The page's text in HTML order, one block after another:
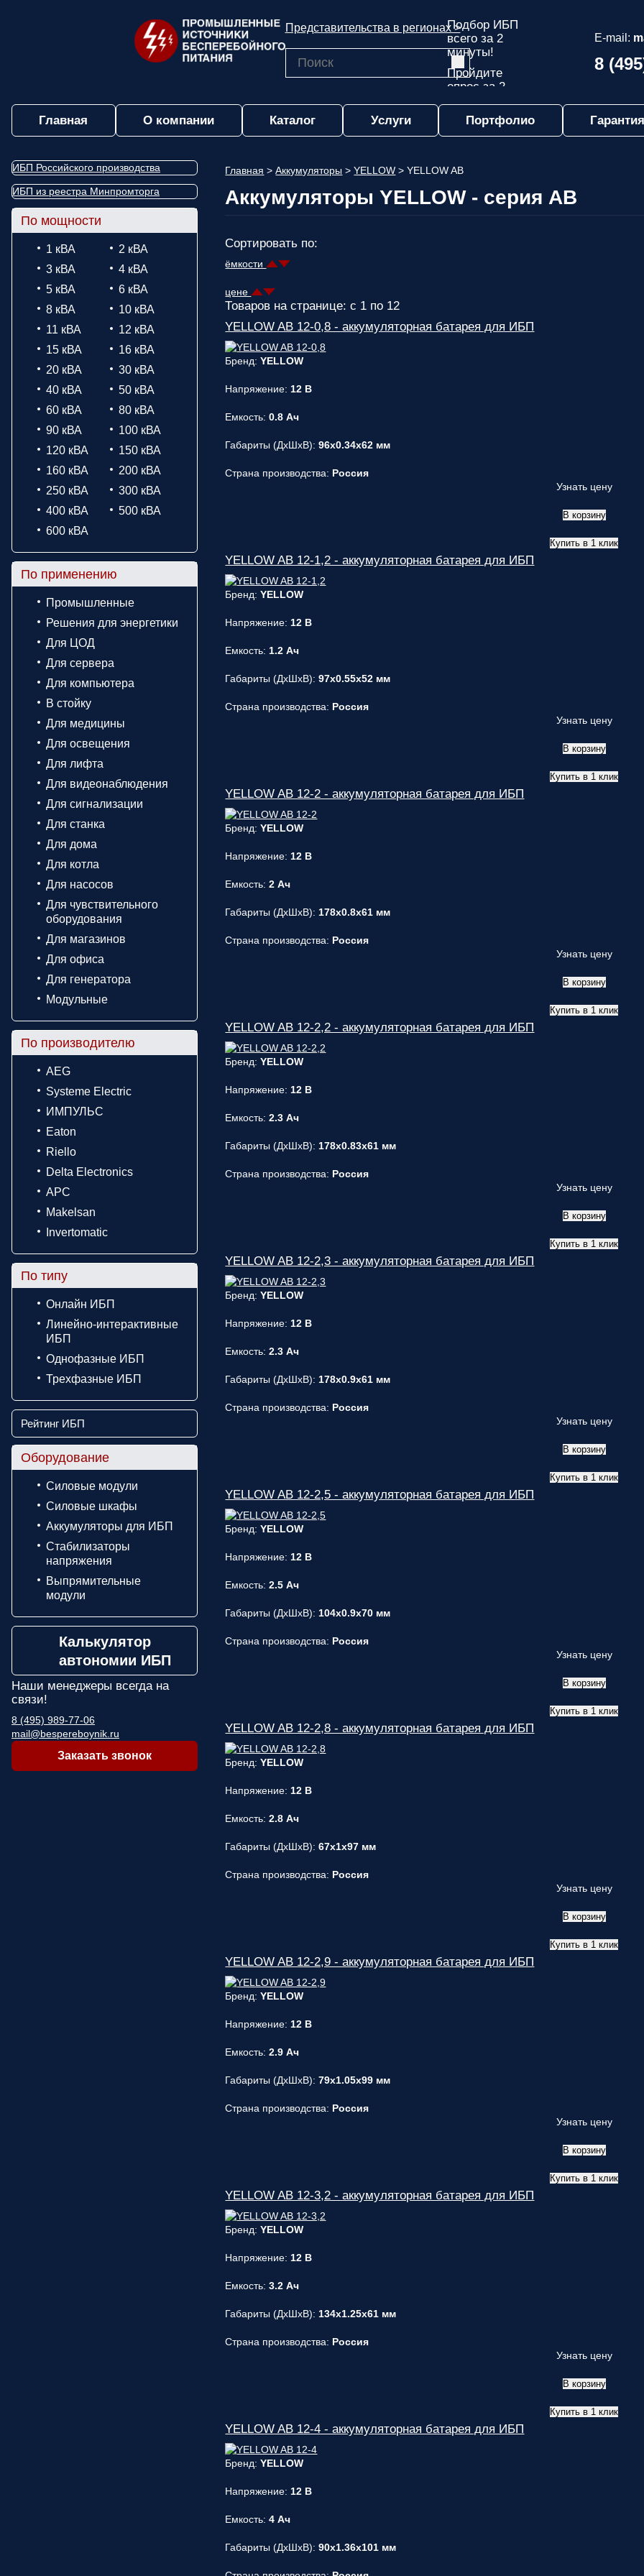
Представительства в регионах >
E-mail:
8
Главная О компании Каталог Услуги Портфолио
ИБП Российского производства
ИБП из реестра Минпромторга
По мощности
1 кВА
2 кВА
3 кВА
4 кВА
5 кВА
6 кВА
8 кВА
10 кВА
11 кВА
12 кВА
15 кВА
16 кВА
20 кВА
30 кВА
40 кВА
50 кВА
60 кВА
80 кВА
90 кВА
100 кВА
120 кВА
150 кВА
160 кВА
200 кВА
250 кВА
300 кВА
400 кВА
500 кВА
600 кВА
По применению
Промышленные
Решения для энергетики
Для ЦОД
Для сервера
Для компьютера
В стойку
Для медицины
Для освещения
Для лифта
Для видеонаблюдения
Для сигнализации
Для станка
Для дома
Для котла
Для насосов
Для чувствительного
оборудования
Для магазинов
Для офиса
Для генератора
Модульные
По производителю
AEG
Systeme Electric
ИМПУЛЬС
Eaton
Riello
Delta Electronics
APC
Makelsan
Invertomatic
По типу
Онлайн ИБП
Линейно-интерактивные
ИБП
Однофазные ИБП
Трехфазные ИБП
Рейтинг ИБП
Оборудование
Силовые модули
Силовые шкафы
Аккумуляторы для ИБП
Стабилизаторы
напряжения
Выпрямительные
модули
Калькулятор
автономии ИБП
Наши менеджеры всегда на
связи!
8 (495) 989-77-06
mail@bespereboynik.ru
Заказать звонок
Главная > Аккумуляторы > YELLOW > YELLOW AB
Аккумуляторы YELLOW - серия AB
Сортировать по:
ёмкости
цене
Товаров на странице: с 1 по 12
YELLOW AB 12-0,8 - аккумуляторная батарея для ИБП
Бренд:YELLOW
Напряжение: 12 В
Емкость:0.8 Ач
Габариты (ДxШxВ):96x0.34x62 мм
Страна производства: Россия
Узнать цену
В корзину
Купить в 1 клик
YELLOW AB 12-1,2 - аккумуляторная батарея для ИБП
Бренд:YELLOW
Напряжение: 12 В
Емкость: 1.2 Ач
Габариты (ДxШxВ):97x0.55x52 мм
Страна производства: Россия
Узнать цену
В корзину
Купить в 1 клик
YELLOW AB 12-2 - аккумуляторная батарея для ИБП
Бренд:YELLOW
Напряжение: 12 В
Емкость:2 Ач
Габариты (ДxШxВ): 178x0.8x61 мм
Страна производства: Россия
Узнать цену
В корзину
Купить в 1 клик
YELLOW AB 12-2,2 - аккумуляторная батарея для ИБП
Бренд:YELLOW
Напряжение: 12 В
Емкость:2.3 Ач
Габариты (ДxШxВ): 178x0.83x61 мм
Страна производства: Россия
Узнать цену
В корзину
Купить в 1 клик
YELLOW AB 12-2,3 - аккумуляторная батарея для ИБП
Бренд:YELLOW
Напряжение: 12 В
Емкость:2.3 Ач
Габариты (ДxШxВ): 178x0.9x61 мм
Страна производства: Россия
Узнать цену
В корзину
Купить в 1 клик
YELLOW AB 12-2,5 - аккумуляторная батарея для ИБП
Бренд:YELLOW
Напряжение: 12 В
Емкость:2.5 Ач
Габариты (ДxШxВ): 104x0.9x70 мм
Страна производства: Россия
Узнать цену
В корзину
Купить в 1 клик
YELLOW AB 12-2,8 - аккумуляторная батарея для ИБП
Бренд:YELLOW
Напряжение: 12 В
Емкость:2.8 Ач
Габариты (ДxШxВ):67x1x97 мм
Страна производства: Россия
Узнать цену
В корзину
Купить в 1 клик
YELLOW AB 12-2,9 - аккумуляторная батарея для ИБП
Бренд:YELLOW
Напряжение: 12 В
Емкость:2.9 Ач
Габариты (ДxШxВ):79x1.05x99 мм
Страна производства: Россия
Узнать цену
В корзину
Купить в 1 клик
YELLOW AB 12-3,2 - аккумуляторная батарея для ИБП
Бренд:YELLOW
Напряжение: 12 В
Емкость:3.2 Ач
Габариты (ДxШxВ): 134x1.25x61 мм
Страна производства: Россия
Узнать цену
В корзину
Купить в 1 клик
YELLOW AB 12-4 - аккумуляторная батарея для ИБП
Бренд:YELLOW
Напряжение: 12 В
Емкость:4 Ач
Габариты (ДxШxВ):90x1.36x101 мм
Подбор ИБП
всего за 2
минуты!
Пройдите
опрос за 2
и узнайте,
какой ИБП
опрос и вы
вас
персонального
(220В)
Трехфазные